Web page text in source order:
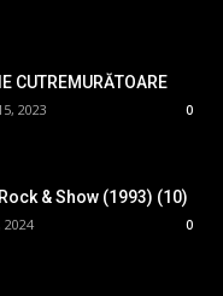
CUTREMURĂTOARE
2023 0
& Show (1993) (10)
0